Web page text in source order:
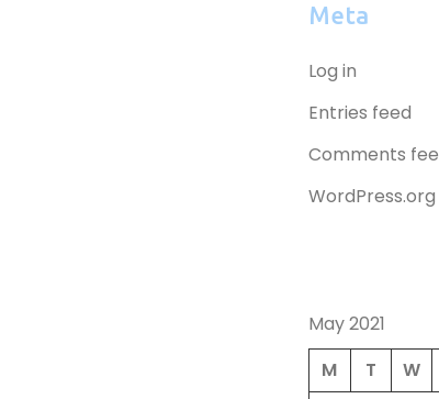
Meta
Log in
Entries feed
Comments
WordPress.org
May 2021
M
T W